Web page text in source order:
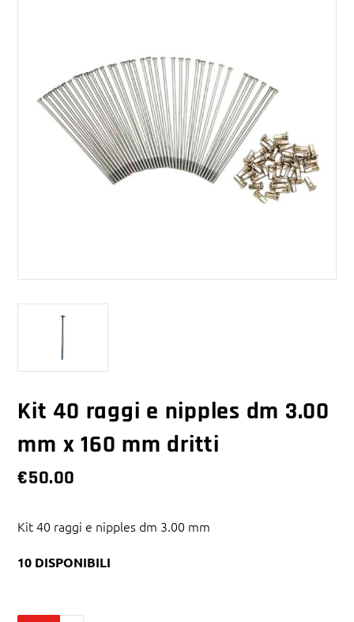
Kit 40 raggi e nipples dm 3.00
mm x 160 mm dritti
€50.00
Kit 40 raggi e nipples dm 3.00 mm
10 DISPONIBILI